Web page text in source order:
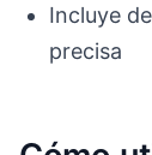
Incluye
precisa